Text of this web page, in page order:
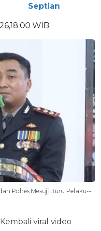
Septian
WIB
Polres Mesuji Buru Pelaku--
viral video